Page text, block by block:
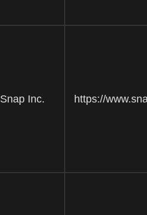
Snap Inc. https://